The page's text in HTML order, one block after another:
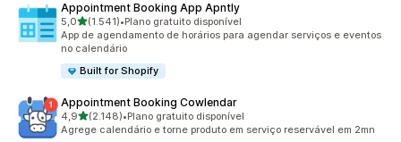
Appointment Booking App Apntly
5,0de 5 estrelas
(1.541)
1541 avaliações ao todo
•Plano gratuito disponível
App de agendamento de horários para agendar serviços e eventos
no calendário
Built for Shopify
Appointment Booking Cowlendar
4,9de 5 estrelas
(2.148)
2148 avaliações ao todo
•Plano gratuito disponível
Agrege calendário e torne produto em serviço reservável em 2mn